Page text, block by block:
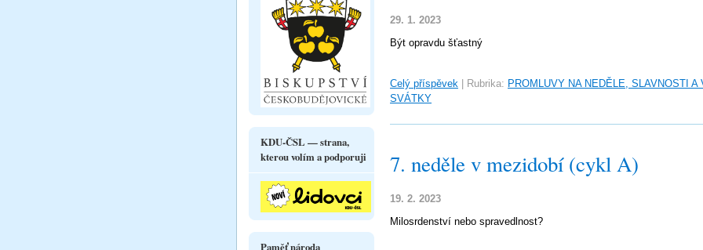
29. 1. 2023
Být opravdu šťastný
Celý příspěvek Rubrika: PROMLUVY NA NEDĚLE, SLAVNOSTI A
SVÁTKY
7. neděle v mezidobí (cykl A)
19. 2. 2023
Milosrdenství nebo spravedlnost?
KDU-ČSL — strana,
kterou volím a podporuji
Paměť národa